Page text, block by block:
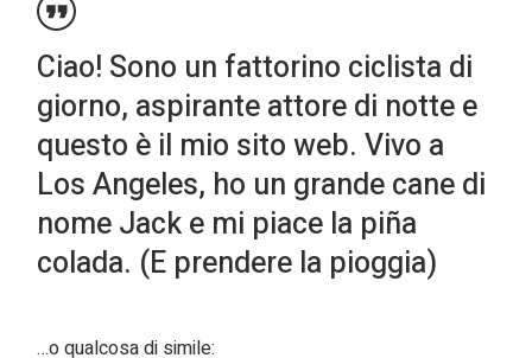
Ciao! Sono un fattorino ciclista di
giorno, aspirante attore di notte e
questo è il mio sito web. Vivo a
Los Angeles, ho un grande cane di
nome Jack e mi piace la piña
colada. (E prendere la pioggia)
…o qualcosa di simile: